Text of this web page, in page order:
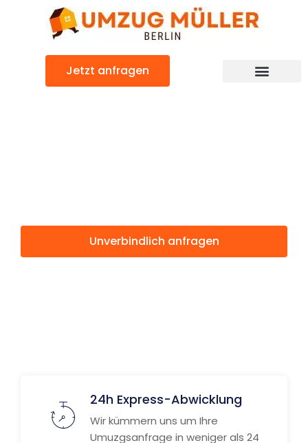
Jetzt anfragen
Unverbindlich anfragen
24h Express-Abwicklung
Wir kümmern uns um Ihre
Umuzgsanfrage in weniger als 24